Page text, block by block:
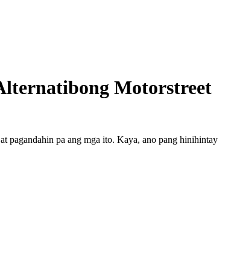
Motorstreet
pagandahin pa ang mga ito. Kaya, ano pang hinihintay